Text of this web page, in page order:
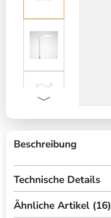
Beschreibung
Technische Details
Ähnliche Artikel (16)